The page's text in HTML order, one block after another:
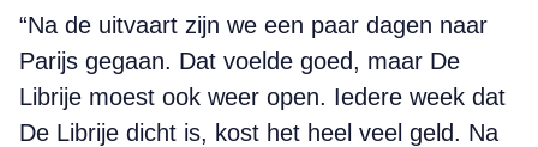
“Na de uitvaart zijn we een paar dagen naar
Parijs gegaan. Dat voelde goed, maar De
Librije moest ook weer open. Iedere week dat
De Librije dicht is, kost het heel veel geld. Na